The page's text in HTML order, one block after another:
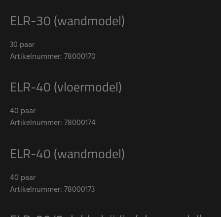
ELR-30 (wandmodel)
30 paar
Artikelnummer: 78000170
ELR-40 (vloermodel)
40 paar
Artikelnummer: 78000174
ELR-40 (wandmodel)
40 paar
Artikelnummer: 78000173